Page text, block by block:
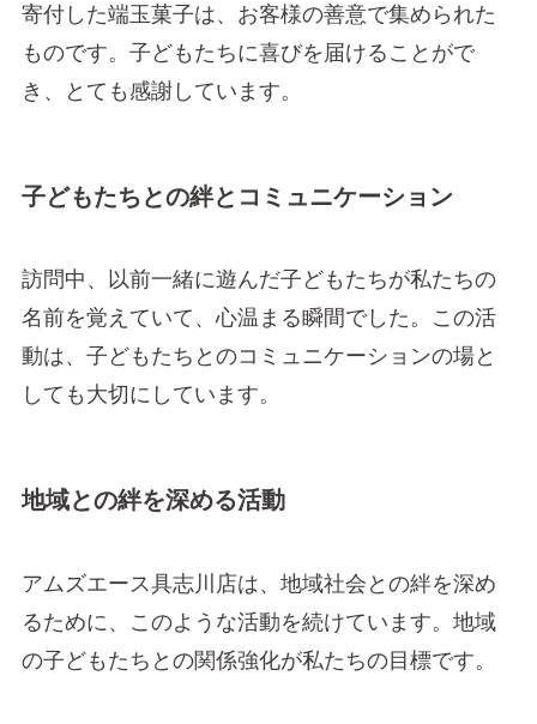
寄付した端玉菓子は、お客様の善意で集められた
ものです。子どもたちに喜びを届けることがで
き、とても感謝しています。
子どもたちとの絆とコミュニケーション
訪問中、以前一緒に遊んだ子どもたちが私たちの
名前を覚えていて、心温まる瞬間でした。この活
動は、子どもたちとのコミュニケーションの場と
しても大切にしています。
地域との絆を深める活動
アムズエース具志川店は、地域社会との絆を深め
るために、このような活動を続けています。地域
の子どもたちとの関係強化が私たちの目標です。